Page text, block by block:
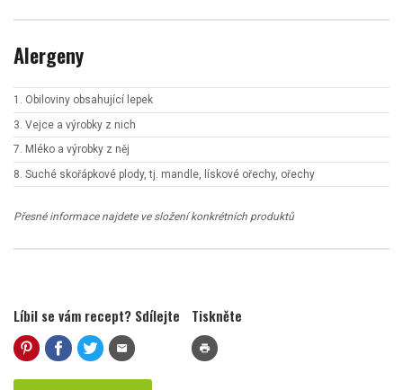
Alergeny
1. Obiloviny obsahující lepek
3. Vejce a výrobky z nich
7. Mléko a výrobky z něj
8. Suché skořápkové plody, tj. mandle, lískové ořechy, ořechy
Přesné informace najdete ve složení konkrétních produktů
Líbil se vám recept? Sdílejte
mail
Tiskněte
print